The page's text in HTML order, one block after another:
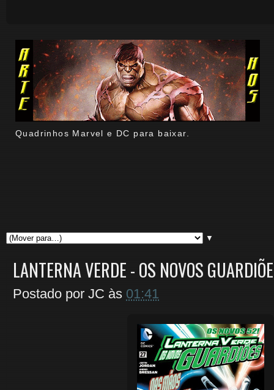
Quadrinhos Marvel e DC para baixar.
▼
LANTERNA VERDE - OS NOVOS
Postado por JC às 01:41